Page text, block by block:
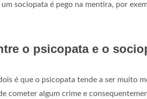
sociopata é pego na mentira, por
o psicopata e o
é que o psicopata tende a ser muito
cometer algum crime e